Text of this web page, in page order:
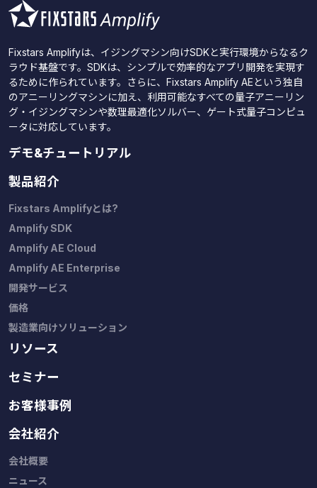
Fixstars Amplifyは、イジングマシン向けSDKと実行環境からなるク
ラウド基盤です。SDKは、シンプルで効率的なアプリ開発を実現す
るために作られています。さらに、Fixstars Amplify AEという独自
のアニーリングマシンに加え、利用可能なすべての量子アニーリン
グ・イジングマシンや数理最適化ソルバー、ゲート式量子コンピュ
ータに対応しています。
デモ&チュートリアル
製品紹介
Fixstars Amplifyとは?
Amplify SDK
Amplify AE Cloud
Amplify AE Enterprise
開発サービス
価格
製造業向けソリューション
リソース
セミナー
お客様事例
会社紹介
会社概要
ニュース